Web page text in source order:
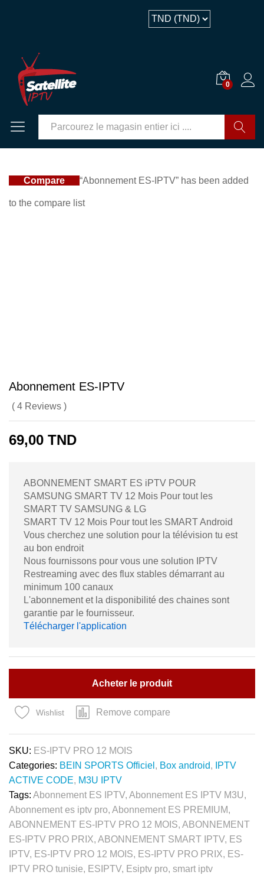
0
GO
Compare “Abonnement ES-IPTV” has been added
to the compare list
Abonnement ES-IPTV
( 4 Reviews )
69,00 TND
ABONNEMENT SMART ES iPTV POUR
SAMSUNG SMART TV 12 Mois Pour tout les
SMART TV SAMSUNG & LG
SMART TV 12 Mois Pour tout les SMART Android
Vous cherchez une solution pour la télévision tu est
au bon endroit
Nous fournissons pour vous une solution IPTV
Restreaming avec des flux stables démarrant au
minimum 100 canaux
L'abonnement et la disponibilité des chaines sont
garantie par le fournisseur.
Télécharger l'application
Acheter le produit
Wishlist Remove compare
SKU: ES-IPTV PRO 12 MOIS
Categories: BEIN SPORTS Officiel , Box android,
IPTV
ACTIVE CODE, M3U IPTV
Tags: Abonnement ES IPTV, Abonnement ES IPTV M3U,
Abonnement es iptv pro, Abonnement ES PREMIUM,
ABONNEMENT ES-IPTV PRO 12 MOIS, ABONNEMENT
ES-IPTV PRO PRIX, ABONNEMENT SMART IPTV, ES
IPTV, ES-IPTV PRO 12 MOIS, ES-IPTV PRO PRIX, ES-
IPTV PRO tunisie, ESIPTV, Esiptv pro, smart iptv